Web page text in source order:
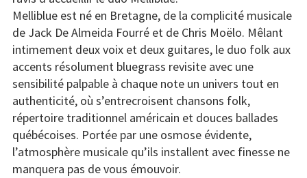
Melliblue est né en Bretagne, de la complicité musicale
de Jack De Almeida Fourré et de Chris Moëlo. Mêlant
intimement deux voix et deux guitares, le duo folk aux
accents résolument bluegrass revisite avec une
sensibilité palpable à chaque note un univers tout en
authenticité, où s’entrecroisent chansons folk,
répertoire traditionnel américain et douces ballades
québécoises. Portée par une osmose évidente,
l’atmosphère musicale qu’ils installent avec finesse ne
manquera pas de vous émouvoir.